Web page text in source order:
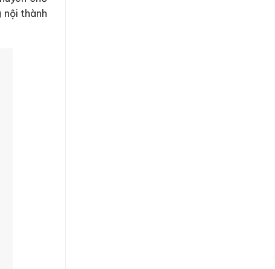
nội thành